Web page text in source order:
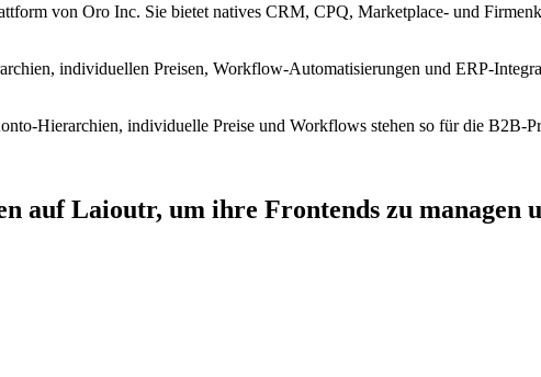
von Oro Inc. Sie bietet natives CRM, CPQ, Marketplace- und
individuellen Preisen, Workflow-Automatisierungen und ERP-
Hierarchien, individuelle Preise und Workflows stehen so für die B2B-
auf Laioutr, um ihre Frontends zu managen